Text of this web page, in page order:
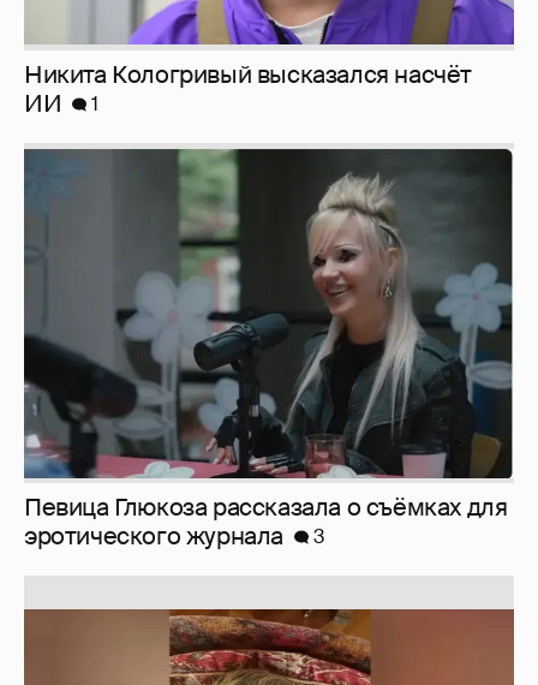
Никита Кологривый высказался насчёт
ИИ
1
Певица Глюкоза рассказала о съёмках для
эротического журнала
3